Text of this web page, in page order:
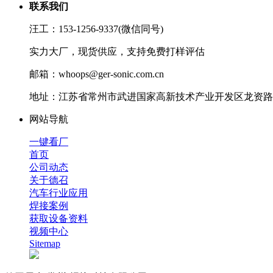
联系我们
汪工：153-1256-9337(微信同号)
实力大厂，现货供应，支持免费打样评估
邮箱：whoops@ger-sonic.com.cn
地址：江苏省常州市武进国家高新技术产业开发区龙资
网站导航
一键看厂
首页
公司动态
关于德召
汽车行业应用
焊接案例
获取设备资料
视频中心
Sitemap